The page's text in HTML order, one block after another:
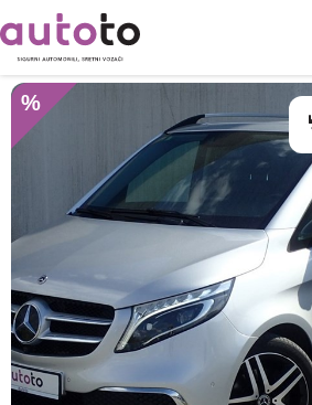
Naslovnica Rabljena vozila
%